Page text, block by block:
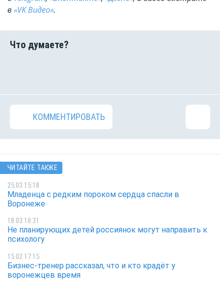
в «VK Видео».
КОММЕНТИРОВАТЬ
ЧИТАЙТЕ ТАКЖЕ
25.03 15:18
Младенца с редким пороком сердца спасли в
Воронеже
18.03 18:31
Не планирующих детей россиянок могут направить к
психологу
15.02 17:15
Бизнес-тренер рассказал, что и кто крадёт у
воронежцев время